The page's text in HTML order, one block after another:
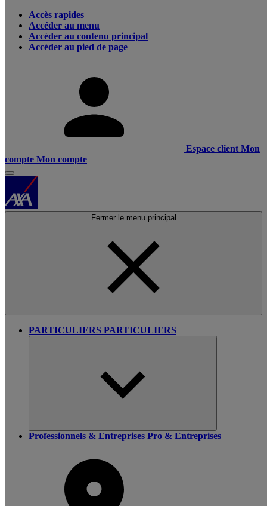
Accès rapides
Accéder au menu
Accéder au contenu principal
Accéder au pied de page
Espace client Mon
compte Mon compte
Fermer le menu principal
PARTICULIERS PARTICULIERS
Professionnels & Entreprises Pro & Entreprises